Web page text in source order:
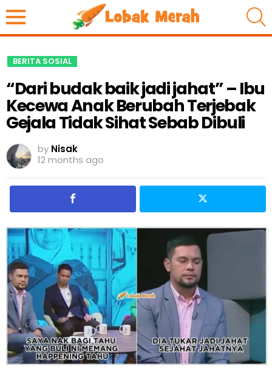
BERITA SOSIAL
“Dari budak baik jadi jahat” – Ibu
Kecewa Anak Berubah Terjebak
Gejala Tidak Sihat Sebab Dibuli
by Nisak
12 months ago